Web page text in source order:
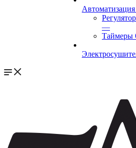
—
Таймеры